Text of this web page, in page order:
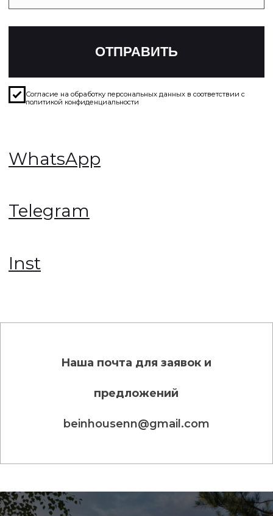
Наша почта для заявок и
предложений
beinhousenn@gmail.com